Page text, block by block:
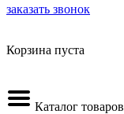
заказать звонок
Корзина пуста
Каталог товаров